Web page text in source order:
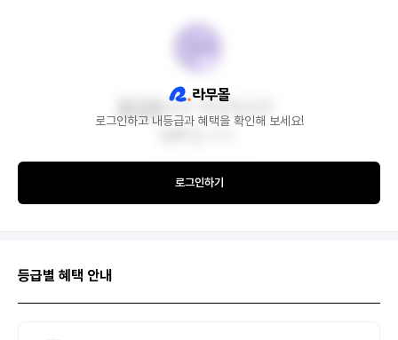
로그인하고 내등급과 혜택을 확인해 보세요!
로그인하기
등급별 혜택 안내